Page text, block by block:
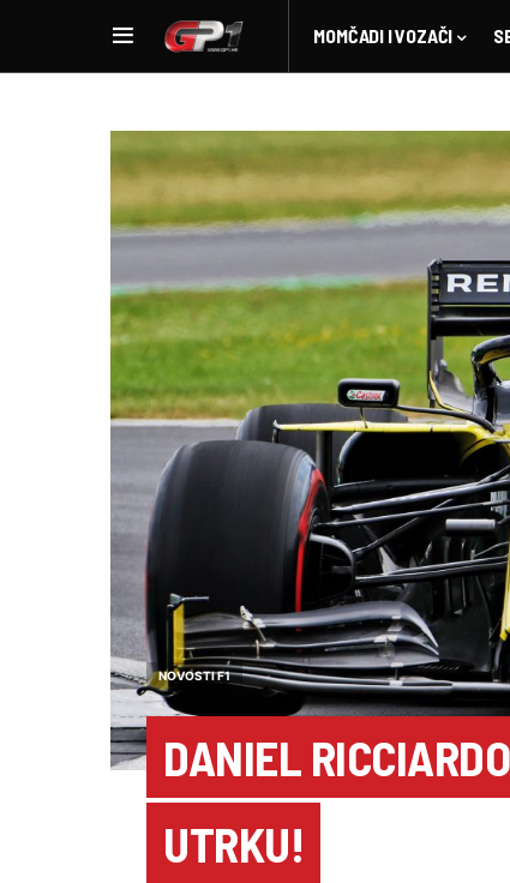
MOMČADI I VOZAČI
NOVOSTI F1
DANIEL
UTRKU!